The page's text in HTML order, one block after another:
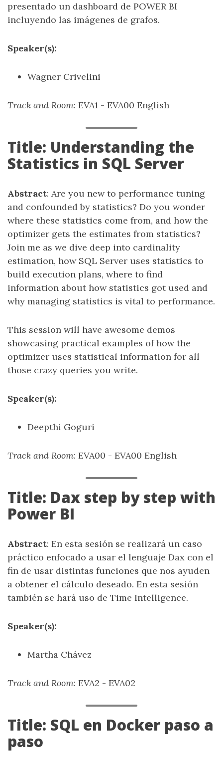
presentado un dashboard de POWER BI
incluyendo las imágenes de grafos.
Speaker(s):
Wagner Crivelini
Track and Room: EVA1 - EVA00 English
Title: Understanding the
Statistics in SQL Server
Abstract: Are you new to performance tuning
and confounded by statistics? Do you wonder
where these statistics come from, and how the
optimizer gets the estimates from statistics?
Join me as we dive deep into cardinality
estimation, how SQL Server uses statistics to
build execution plans, where to find
information about how statistics got used and
why managing statistics is vital to performance.
This session will have awesome demos
showcasing practical examples of how the
optimizer uses statistical information for all
those crazy queries you write.
Speaker(s):
Deepthi Goguri
Track and Room: EVA00 - EVA00 English
Title: Dax step by step with
Power BI
Abstract: En esta sesión se realizará un caso
práctico enfocado a usar el lenguaje Dax con el
fin de usar distintas funciones que nos ayuden
a obtener el cálculo deseado. En esta sesión
también se hará uso de Time Intelligence.
Speaker(s):
Martha Chávez
Track and Room: EVA2 - EVA02
Title: SQL en Docker paso a
paso